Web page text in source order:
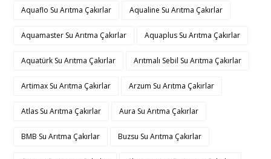
Aquaflo Su Arıtma Çakırlar Aqualine Su Arıtma Çakırlar
Aquamaster Su Arıtma Çakırlar Aquaplus Su Arıtma Çakırlar
Aquatürk Su Arıtma Çakırlar Arıtmalı Sebil Su Arıtma Çakırlar
Artimax Su Arıtma Çakırlar Arzum Su Arıtma Çakırlar
Atlas Su Arıtma Çakırlar Aura Su Arıtma Çakırlar
BMB Su Arıtma Çakırlar Buzsu Su Arıtma Çakırlar